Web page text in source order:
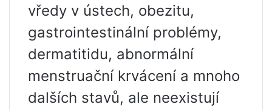
vředy v ústech, obezitu,
gastrointestinální problémy,
dermatitidu, abnormální
menstruační krvácení a mnoho
dalších stavů, ale neexistují